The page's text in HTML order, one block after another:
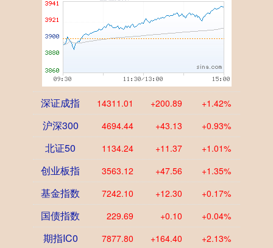
深证成指 14311.01 +200.89 +1.42%
沪深300 4694.44 +43.13 +0.93%
北证50 1134.24 +11.37 +1.01%
创业板指 3563.12 +47.56 +1.35%
基金指数 7242.10 +12.30 +0.17%
国债指数 229.69 +0.10 +0.04%
期指IC0 7877.80 +164.40 +2.13%